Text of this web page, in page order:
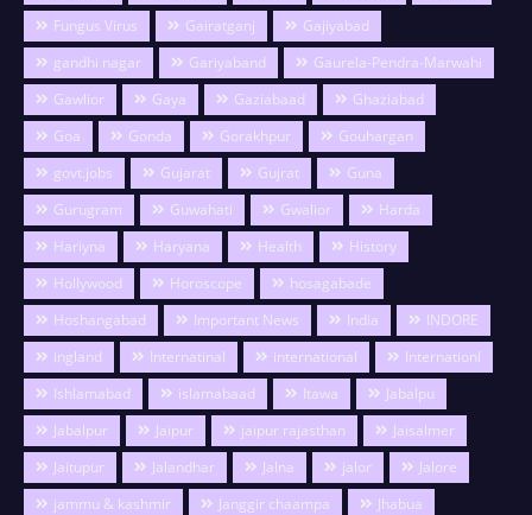
Fungus Virus
Gairatganj
Gajiyabad
gandhi nagar
Gariyaband
Gaurela-Pendra-Marwahi
Gawlior
Gaya Gaziabaad
Ghaziabad
Goa
Gonda Gorakhpur
Gouhargan
govt.jobs
Gujarat Gujrat
Guna
Gurugram
Guwahati Gwalior
Harda
Hariyna
Haryana Health
History
Hollywood
Horoscope
hosagabade
Hoshangabad
Important News India
INDORE
ingland
Internatinal international
Internationl
Ishlamabad
islamabaad Itawa
Jabalpu
Jabalpur
Jaipur jaipur rajasthan
Jaisalmer
Jaitupur
Jalandhar Jalna jalor
Jalore
jammu & kashmir
Janggir chaampa
Jhabua